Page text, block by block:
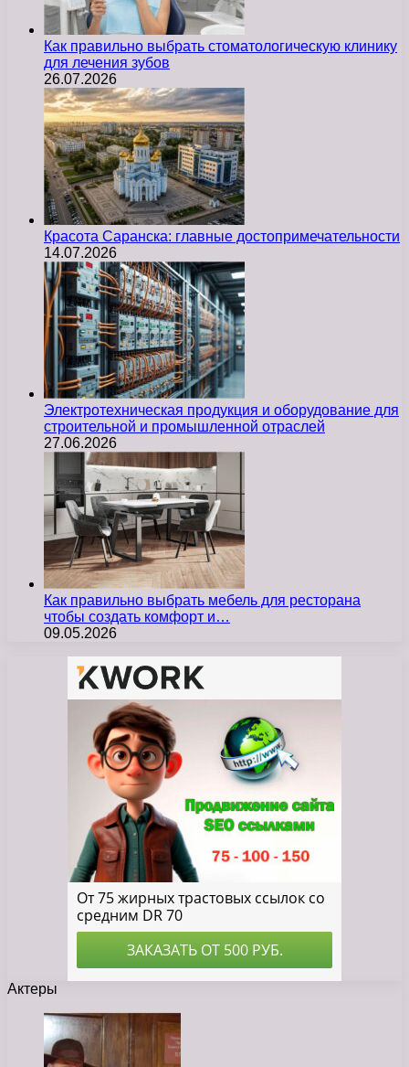
Как правильно выбрать стоматологическую клинику
для лечения зубов
26.07.2026
Красота Саранска: главные достопримечательности
14.07.2026
Электротехническая продукция и оборудование для
строительной и промышленной отраслей
27.06.2026
Как правильно выбрать мебель для ресторана
чтобы создать комфорт и…
09.05.2026
Актеры